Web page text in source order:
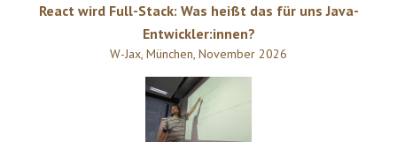
React wird Full-Stack: Was heißt das für uns Java-
Entwickler:innen?
W-Jax, München, November 2026